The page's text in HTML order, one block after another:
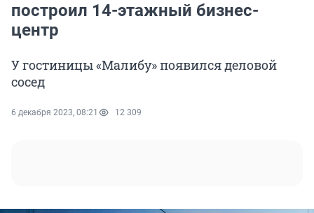
построил 14-этажный бизнес-
центр
У гостиницы «Малибу» появился деловой
сосед
6 декабря 2023, 08:21 12 309